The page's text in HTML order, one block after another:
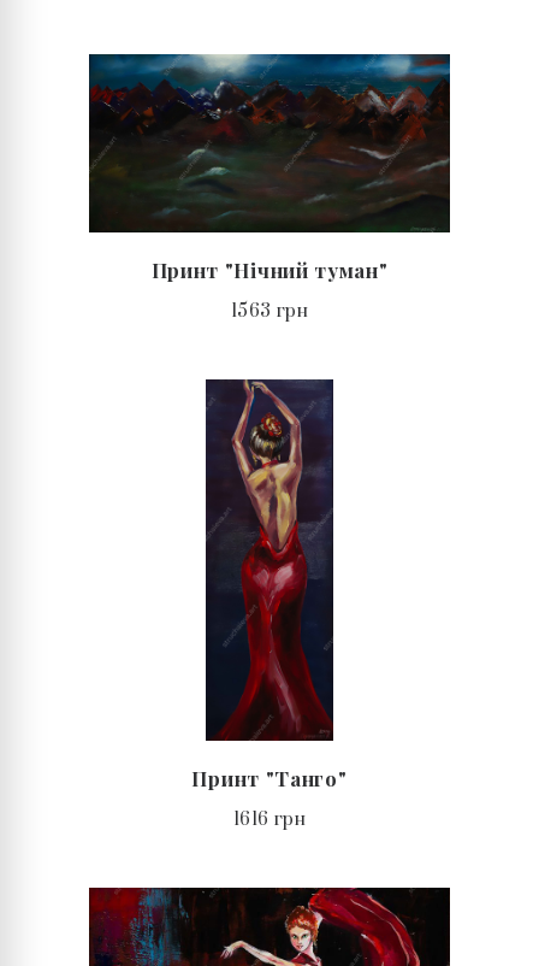
Принт "Нічний туман"
1563 грн
Принт "Танго"
1616 грн